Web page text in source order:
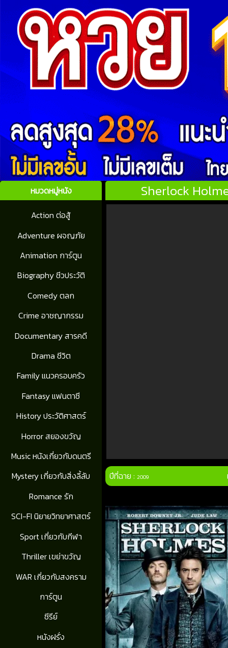
หมวดหมู่หนัง
Action ต่อสู้
Adventure ผจญภัย
Animation การ์ตูน
Biography ชีวประวัติ
Comedy ตลก
Crime อาชญากรรม
Documentary สารคดี
Drama ชีวิต
Family แนวครอบครัว
Fantasy แฟนตาซี
History ประวัติศาสตร์
Horror สยองขวัญ
Music หนังเกี่ยวกับดนตรี
Mystery เกี่ยวกับสิ่งลี้ลับ
Romance รัก
SCI-FI นิยายวิทยาศาสตร์
Sport เกี่ยวกับกีฬา
Thriller เขย่าขวัญ
WAR เกี่ยวกับสงคราม
การ์ตูน
ซีรีย์
หนังฝรั่ง
Sherlock
ปีที่ฉาย :2009